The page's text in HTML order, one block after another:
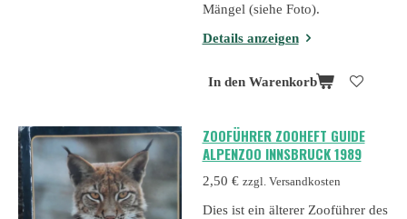
Mängel (siehe Foto).
Details anzeigen
In den Warenkorb
ZOOFÜHRER ZOOHEFT GUIDE
ALPENZOO INNSBRUCK 1989
2,50 € zzgl. Versandkosten
Dies ist ein älterer Zooführer des